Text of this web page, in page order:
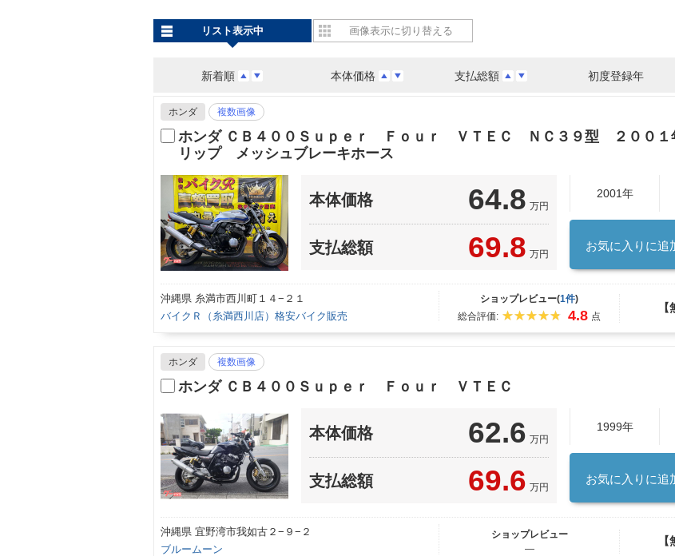
新着順 本体価格 支払総額 初度登録年
リスト表示中 画像表示に切り替える
ホンダ 複数画像
ホンダ ＣＢ４００Ｓｕｐｅｒ Ｆｏｕｒ ＶＴＥＣ ＮＣ３９型 ２００
リップ メッシュブレーキホース
本体価格 64.8 万円
支払総額 69.8 万円
2001年
お気に入りに追
沖縄県 糸満市西川町１４−２１
バイクＲ（糸満西川店）格安バイク販売
ショップレビュー(1件)
総合評価:
4.8 点
ホンダ 複数画像
ホンダ ＣＢ４００Ｓｕｐｅｒ Ｆｏｕｒ ＶＴＥＣ
本体価格 62.6 万円
支払総額 69.6 万円
1999年
お気に入りに追
沖縄県 宜野湾市我如古２−９−２
ブルームーン
ショップレビュー
―